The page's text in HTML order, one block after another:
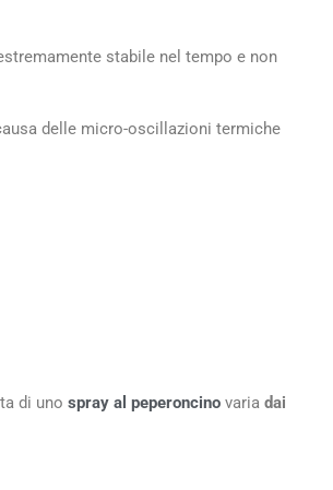
stabile nel tempo e non
delle micro-oscillazioni termiche
di uno spray al peperoncino varia dai